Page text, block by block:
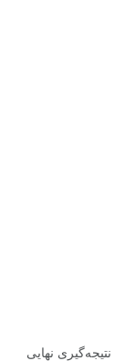
نتیجه‌گیری نهایی